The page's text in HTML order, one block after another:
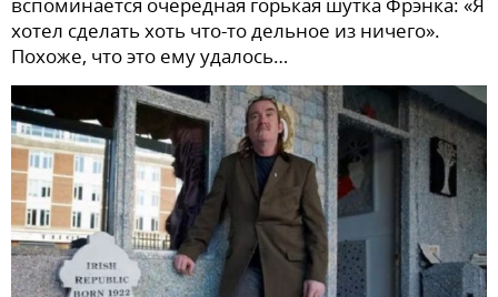
хотел сделать хоть что-то дельное из ничего».
Похоже, что это ему удалось…